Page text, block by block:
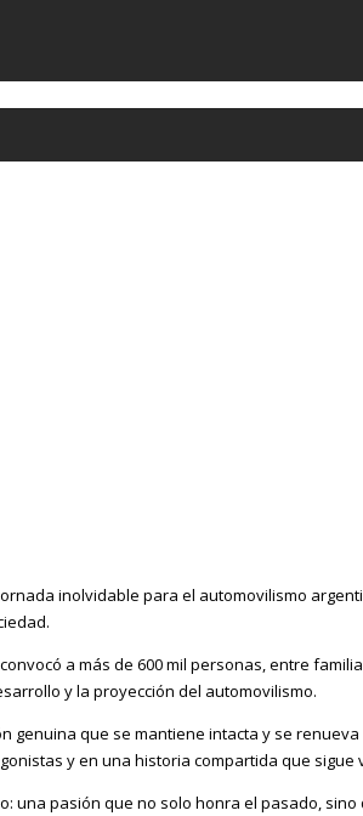
inolvidable para el automovilismo
a más de 600 mil personas, entre
y la proyección del automovilismo.
que se mantiene intacta y se
y en una historia compartida que sigue
una pasión que no solo honra el pasado,